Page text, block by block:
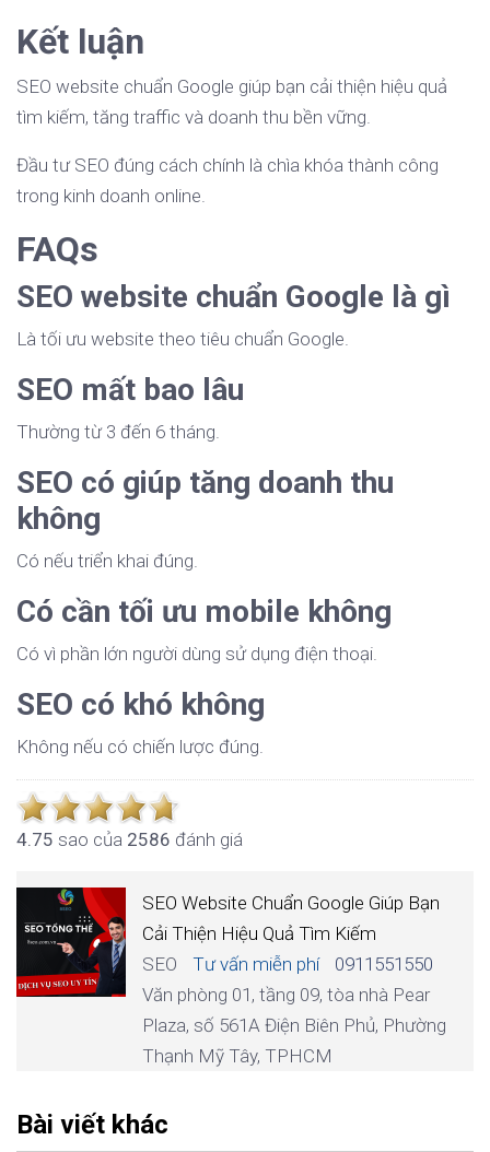
Kết luận
SEO website chuẩn Google giúp bạn cải thiện hiệu quả
tìm kiếm, tăng traffic và doanh thu bền vững.
Đầu tư SEO đúng cách chính là chìa khóa thành công
trong kinh doanh online.
FAQs
SEO website chuẩn Google là gì
Là tối ưu website theo tiêu chuẩn Google.
SEO mất bao lâu
Thường từ 3 đến 6 tháng.
SEO có giúp tăng doanh thu
không
Có nếu triển khai đúng.
Có cần tối ưu mobile không
Có vì phần lớn người dùng sử dụng điện thoại.
SEO có khó không
Không nếu có chiến lược đúng.
4.75 sao của 2586 đánh giá
SEO Website Chuẩn Google Giúp Bạn
Cải Thiện Hiệu Quả Tìm Kiếm
SEO
Tư vấn miễn phí
0911551550
Văn phòng 01, tầng 09, tòa nhà Pear
Plaza, số 561A Điện Biên Phủ, Phường
Thạnh Mỹ Tây, TPHCM
Bài viết khác